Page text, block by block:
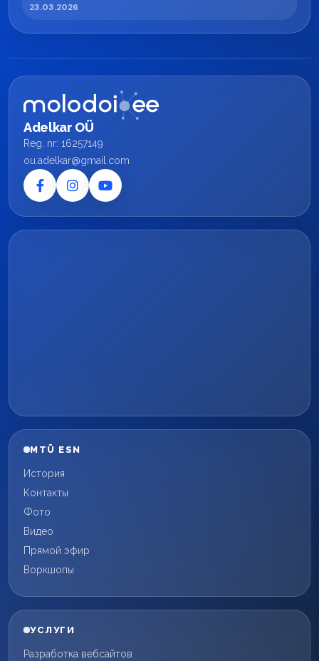
23.03.2026
Adelkar OÜ
Reg. nr: 16257149
ou.adelkar@gmail.com
MTÜ ESN
История
Контакты
Фото
Видео
Прямой эфир
Воркшопы
УСЛУГИ
Разработка вебсайтов